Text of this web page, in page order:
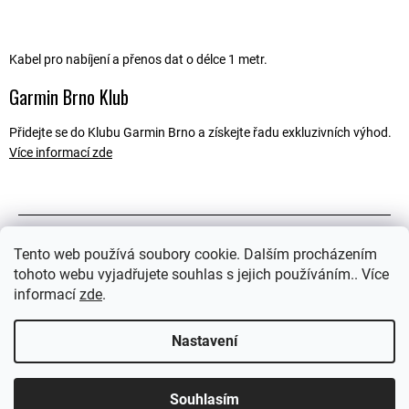
Tento web používá soubory cookie. Dalším procházením
tohoto webu vyjadřujete souhlas s jejich používáním.. Více
informací zde.
Nastavení
Souhlasím
Kabel pro nabíjení a přenos dat o délce 1 metr.
Garmin Brno Klub
Přidejte se do Klubu Garmin Brno a získejte řadu exkluzivních výhod.
Více informací zde
Související soubory (1)